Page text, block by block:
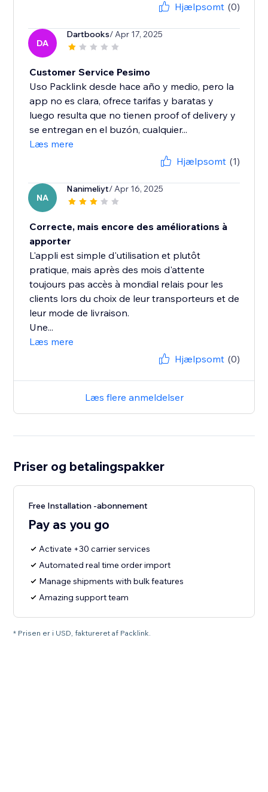
Hjælpsomt (0)
DA
Dartbooks/ Apr 17, 2025
Customer Service Pesimo
Uso Packlink desde hace año y medio, pero la
app no es clara, ofrece tarifas y baratas y
luego resulta que no tienen proof of delivery y
se entregan en el buzón, cualquier...
Læs mere
Hjælpsomt (1)
NA
Nanimeliyt/ Apr 16, 2025
Correcte, mais encore des améliorations à
apporter
L'appli est simple d'utilisation et plutôt
pratique, mais après des mois d'attente
toujours pas accès à mondial relais pour les
clients lors du choix de leur transporteurs et de
leur mode de livraison.
Une...
Læs mere
Hjælpsomt (0)
Læs flere anmeldelser
Priser og betalingspakker
Free Installation -abonnement
Pay as you go
Activate +30 carrier services
Automated real time order import
Manage shipments with bulk features
Amazing support team
* Prisen er i USD, faktureret af Packlink.